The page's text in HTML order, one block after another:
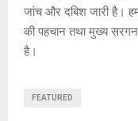
जांच और दबिश जारी है।
की पहचान तथा मुख्य
है।
FEATURED